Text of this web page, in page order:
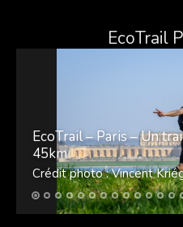
EcoTrail
EcoTrail – Paris – Un
45km
Crédit photo : Vincent